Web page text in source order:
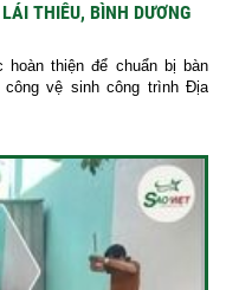
THIÊU, BÌNH DƯƠNG
hoàn thiện để chuẩn bị bàn
vệ sinh công trình Địa